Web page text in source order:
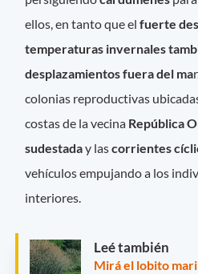
ellos, en tanto que elfuerte
temperaturas invernales
desplazamientos fuera del ma
colonias reproductivas
costas de la vecina República
sudestaday lascorrientes
vehículos empujando a los
interiores.
Leé también
Mirá el lobito